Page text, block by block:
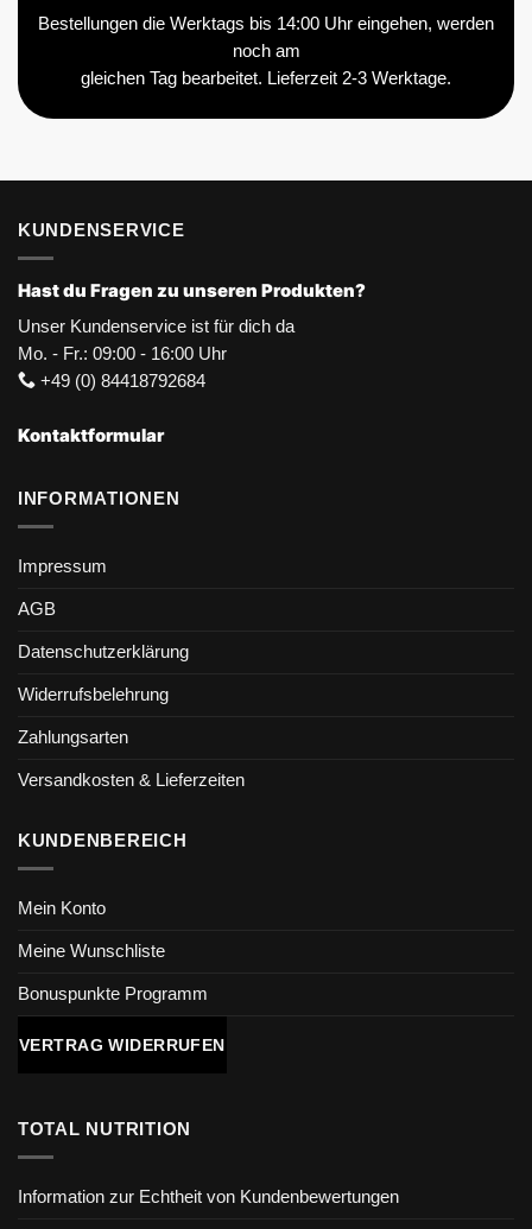
Bestellungen die Werktags bis 14:00 Uhr eingehen, werden
noch am
gleichen Tag bearbeitet. Lieferzeit 2-3 Werktage.
KUNDENSERVICE
Hast du Fragen zu unseren Produkten?
Unser Kundenservice ist für dich da
Mo. - Fr.: 09:00 - 16:00 Uhr
+49 (0) 84418792684
Kontaktformular
INFORMATIONEN
Impressum
AGB
Datenschutzerklärung
Widerrufsbelehrung
Zahlungsarten
Versandkosten & Lieferzeiten
KUNDENBEREICH
Mein Konto
Meine Wunschliste
Bonuspunkte Programm
VERTRAG WIDERRUFEN
TOTAL NUTRITION
Information zur Echtheit von Kundenbewertungen